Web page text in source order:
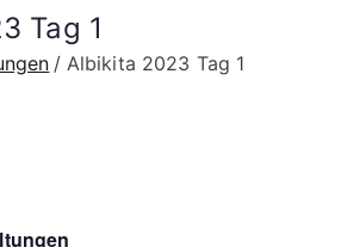
Brüdergem
Tag 1
Albikita 2023 Tag 1